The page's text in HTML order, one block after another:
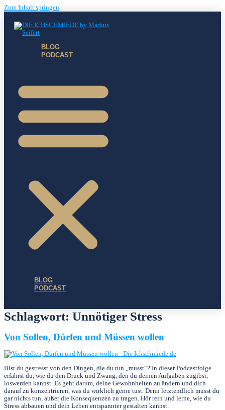
Zum Inhalt springen
BLOG
PODCAST
BLOG
PODCAST
Schlagwort: Unnötiger Stress
Von Sollen, Dürfen und Müssen wollen
Bist du gestresst von den Dingen, die du tun „musst“? In dieser Podcastfolge
erfährst du, wie du den Druck und Zwang, den du deinen Aufgaben zugibst,
loswerden kannst. Es geht darum, deine Gewohnheiten zu ändern und dich
darauf zu konzentrieren, was du wirklich gerne tust. Denn letztendlich musst du
gar nichts tun, außer die Konsequenzen zu tragen. Hör rein und lerne, wie du
Stress abbauen und dein Leben entspannter gestalten kannst.